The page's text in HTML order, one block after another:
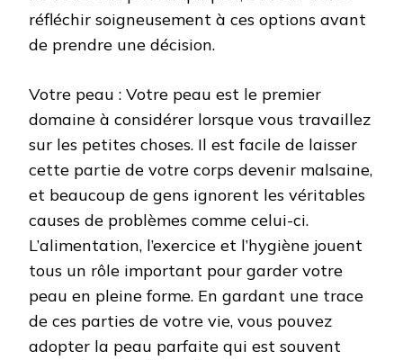
réfléchir soigneusement à ces options avant
de prendre une décision.
Votre peau : Votre peau est le premier
domaine à considérer lorsque vous travaillez
sur les petites choses. Il est facile de laisser
cette partie de votre corps devenir malsaine,
et beaucoup de gens ignorent les véritables
causes de problèmes comme celui-ci.
L’alimentation, l’exercice et l’hygiène jouent
tous un rôle important pour garder votre
peau en pleine forme. En gardant une trace
de ces parties de votre vie, vous pouvez
adopter la peau parfaite qui est souvent